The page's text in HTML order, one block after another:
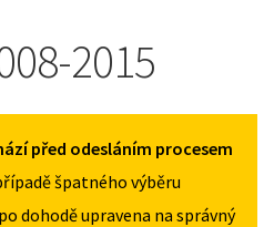
2015
před odesláním procesem
špatného výběru
dohodě upravena na správný